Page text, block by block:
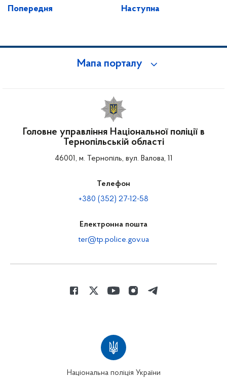
Попередня Наступна
Мапа порталу
Головне управління Національної поліції в
Тернопільській області
46001, м. Тернопіль, вул. Валова, 11
Телефон
+380 (352) 27-12-58
Електронна пошта
ter@tp.police.gov.ua
Національна поліція України